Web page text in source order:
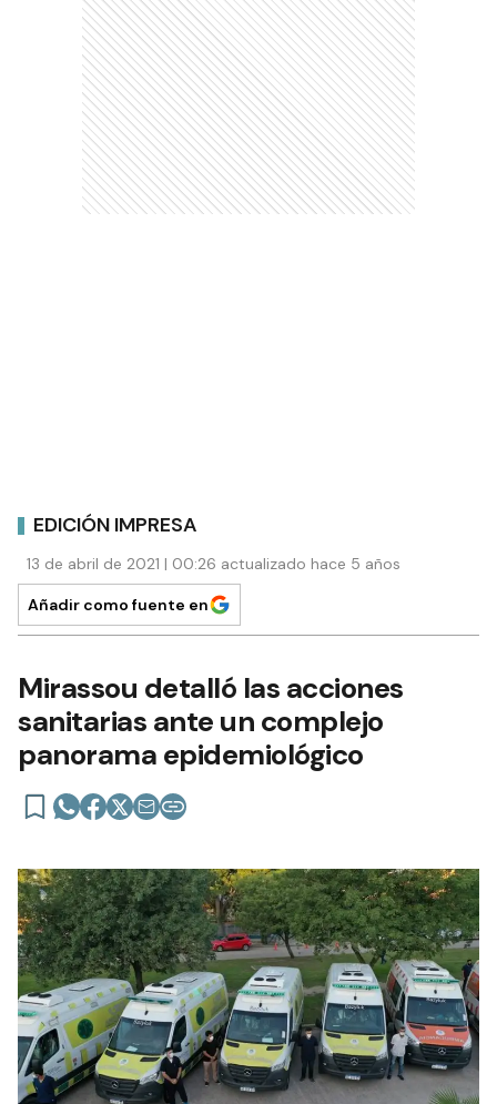
EDICIÓN IMPRESA
13 de abril de 2021 | 00:26 actualizado hace 5 años
Añadir como fuente en
Mirassou detalló las acciones
sanitarias ante un complejo
panorama epidemiológico